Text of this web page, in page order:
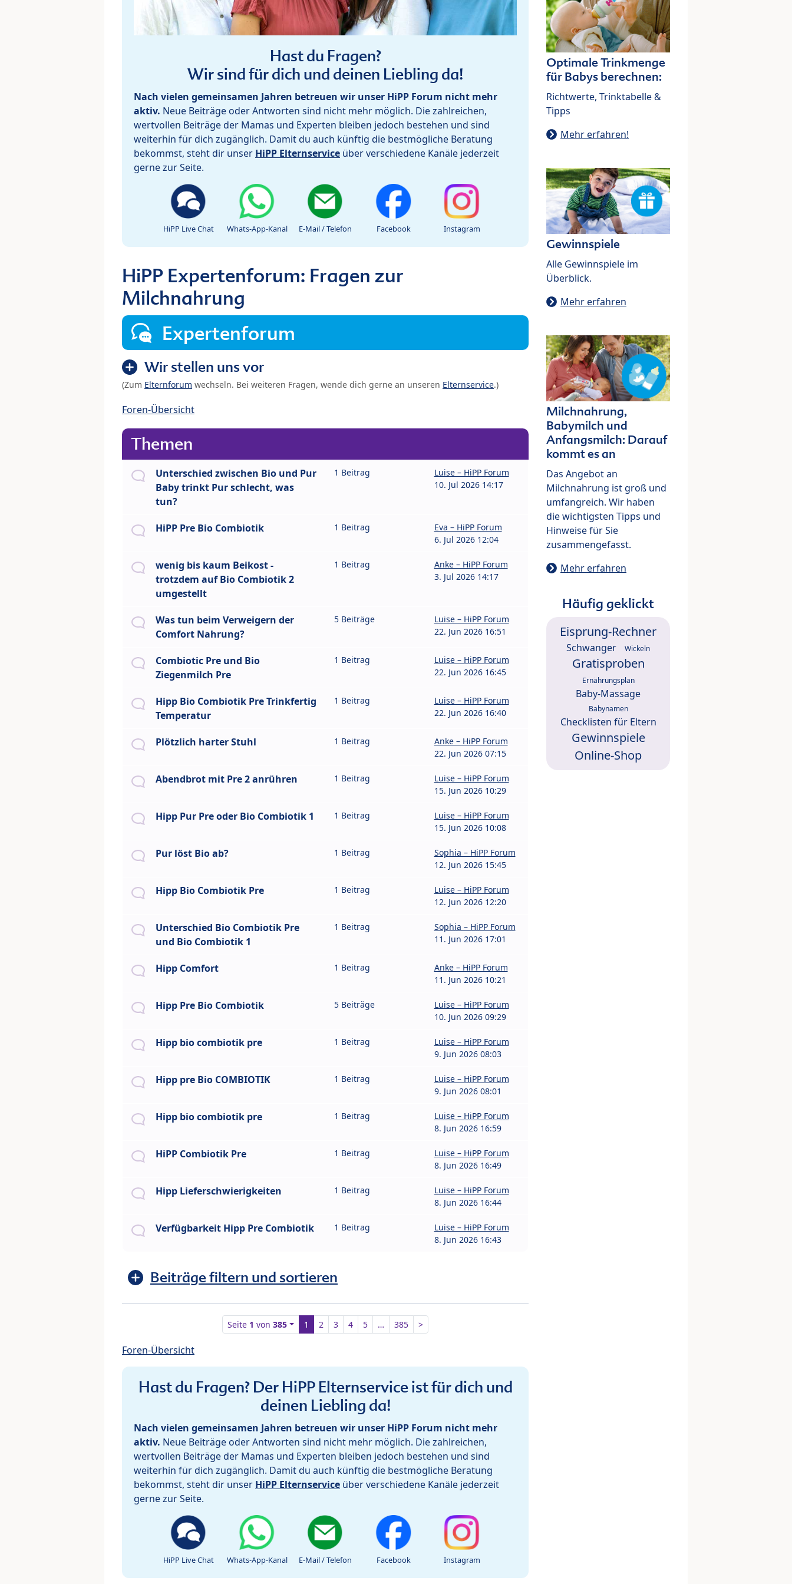
Hast du Fragen?
Wir sind für dich und deinen Liebling da!
Nach vielen gemeinsamen Jahren betreuen wir unser HiPP Forum nicht mehr
aktiv. Neue Beiträge oder Antworten sind nicht mehr möglich. Die zahlreichen,
wertvollen Beiträge der Mamas und Experten bleiben jedoch bestehen und sind
weiterhin für dich zugänglich. Damit du auch künftig die bestmögliche Beratung
bekommst, steht dir unser HiPP Elternservice über verschiedene Kanäle jederzeit
gerne zur Seite.
HiPP Live Chat Whats-App-Kanal E-Mail / Telefon Facebook Instagram
HiPP Expertenforum: Fragen zur
Milchnahrung
Expertenforum
Wir stellen uns vor
(Zum Elternforum wechseln. Bei weiteren Fragen, wende dich gerne an unseren Elternservice.)
Foren-Übersicht
Themen
Unterschied zwischen Bio und Pur
Baby trinkt Pur schlecht, was
tun?
1 Beitrag
Luise – HiPP Forum
10. Jul 2026 14:17
HiPP Pre Bio Combiotik 1 Beitrag
Eva – HiPP Forum
6. Jul 2026 12:04
wenig bis kaum Beikost -
trotzdem auf Bio Combiotik 2
umgestellt
1 Beitrag
Anke – HiPP Forum
3. Jul 2026 14:17
Was tun beim Verweigern der
Comfort Nahrung?
5 Beiträge
Luise – HiPP Forum
22. Jun 2026 16:51
Combiotic Pre und Bio
Ziegenmilch Pre
1 Beitrag
Luise – HiPP Forum
22. Jun 2026 16:45
Hipp Bio Combiotik Pre Trinkfertig
Temperatur
1 Beitrag
Luise – HiPP Forum
22. Jun 2026 16:40
Plötzlich harter Stuhl 1 Beitrag
Anke – HiPP Forum
22. Jun 2026 07:15
Abendbrot mit Pre 2 anrühren 1 Beitrag
Luise – HiPP Forum
15. Jun 2026 10:29
Hipp Pur Pre oder Bio Combiotik 1 1 Beitrag
Luise – HiPP Forum
15. Jun 2026 10:08
Pur löst Bio ab? 1 Beitrag
Sophia – HiPP Forum
12. Jun 2026 15:45
Hipp Bio Combiotik Pre 1 Beitrag
Luise – HiPP Forum
12. Jun 2026 12:20
Unterschied Bio Combiotik Pre
und Bio Combiotik 1
1 Beitrag
Sophia – HiPP Forum
11. Jun 2026 17:01
Hipp Comfort 1 Beitrag
Anke – HiPP Forum
11. Jun 2026 10:21
Hipp Pre Bio Combiotik 5 Beiträge
Luise – HiPP Forum
10. Jun 2026 09:29
Hipp bio combiotik pre 1 Beitrag
Luise – HiPP Forum
9. Jun 2026 08:03
Hipp pre Bio COMBIOTIK 1 Beitrag
Luise – HiPP Forum
9. Jun 2026 08:01
Hipp bio combiotik pre 1 Beitrag
Luise – HiPP Forum
8. Jun 2026 16:59
HiPP Combiotik Pre 1 Beitrag
Luise – HiPP Forum
8. Jun 2026 16:49
Hipp Lieferschwierigkeiten 1 Beitrag
Luise – HiPP Forum
8. Jun 2026 16:44
Verfügbarkeit Hipp Pre Combiotik 1 Beitrag
Luise – HiPP Forum
8. Jun 2026 16:43
Beiträge filtern und sortieren
Seite 1 von385 1 2 3 4 5 … 385 >
Foren-Übersicht
Hast du Fragen? Der HiPP Elternservice ist für dich und
deinen Liebling da!
Nach vielen gemeinsamen Jahren betreuen wir unser HiPP Forum nicht mehr
aktiv. Neue Beiträge oder Antworten sind nicht mehr möglich. Die zahlreichen,
wertvollen Beiträge der Mamas und Experten bleiben jedoch bestehen und sind
weiterhin für dich zugänglich. Damit du auch künftig die bestmögliche Beratung
bekommst, steht dir unser HiPP Elternservice über verschiedene Kanäle jederzeit
gerne zur Seite.
HiPP Live Chat Whats-App-Kanal E-Mail / Telefon Facebook Instagram
Optimale Trinkmenge
für Babys berechnen:
Richtwerte, Trinktabelle &
Tipps
Mehr erfahren!
Gewinnspiele
Alle Gewinnspiele im
Überblick.
Mehr erfahren
Milchnahrung,
Babymilch und
Anfangsmilch: Darauf
kommt es an
Das Angebot an
Milchnahrung ist groß und
umfangreich. Wir haben
die wichtigsten Tipps und
Hinweise für Sie
zusammengefasst.
Mehr erfahren
Häufig geklickt
Eisprung-Rechner
Schwanger Wickeln
Gratisproben
Ernährungsplan
Baby-Massage
Babynamen
Checklisten für Eltern
Gewinnspiele
Online-Shop